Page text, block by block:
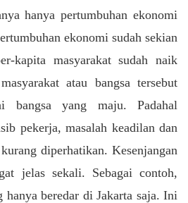
hanya pertumbuhan ekonomi
ekonomi sudah sekian
kapita masyarakat sudah naik
atau bangsa tersebut
bangsa yang maju. Padahal
pekerja, masalah keadilan dan
diperhatikan. Kesenjangan
jelas sekali. Sebagai contoh,
beredar di Jakarta saja. Ini